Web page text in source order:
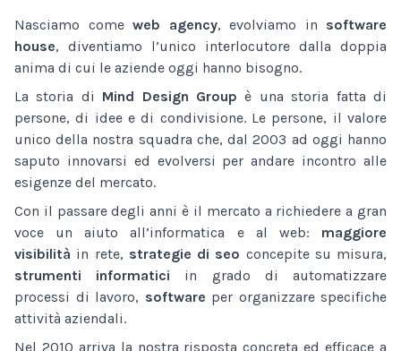
Nasciamo come web agency, evolviamo in software
house, diventiamo l’unico interlocutore dalla doppia
anima di cui le aziende oggi hanno bisogno.
La storia di Mind Design Group è una storia fatta di
persone, di idee e di condivisione. Le persone, il valore
unico della nostra squadra che, dal 2003 ad oggi hanno
saputo innovarsi ed evolversi per andare incontro alle
esigenze del mercato.
Con il passare degli anni è il mercato a richiedere a gran
voce un aiuto all’informatica e al web: maggiore
visibilità in rete, strategie di seo concepite su misura,
strumenti informatici in grado di automatizzare
processi di lavoro, software per organizzare specifiche
attività aziendali.
Nel 2010 arriva la nostra risposta concreta ed efficace a